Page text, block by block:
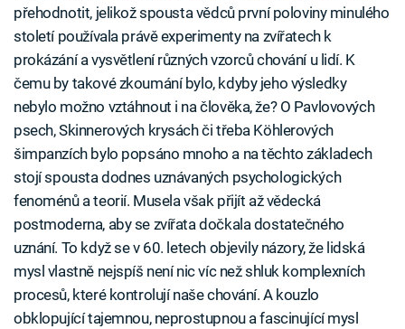
přehodnotit, jelikož spousta vědců první poloviny minulého
století používala právě experimenty na zvířatech k
prokázání a vysvětlení různých vzorců chování u lidí. K
čemu by takové zkoumání bylo, kdyby jeho výsledky
nebylo možno vztáhnout i na člověka, že? O Pavlovových
psech, Skinnerových krysách či třeba Köhlerových
šimpanzích bylo popsáno mnoho a na těchto základech
stojí spousta dodnes uznávaných psychologických
fenoménů a teorií. Musela však přijít až vědecká
postmoderna, aby se zvířata dočkala dostatečného
uznání. To když se v 60. letech objevily názory, že lidská
mysl vlastně nejspíš není nic víc než shluk komplexních
procesů, které kontrolují naše chování. A kouzlo
obklopující tajemnou, neprostupnou a fascinující mysl